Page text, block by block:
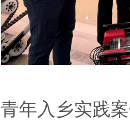
青年入乡实践